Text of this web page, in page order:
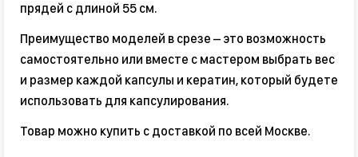
прядей с длиной 55 см.
Преимущество моделей в срезе – это возможность
самостоятельно или вместе с мастером выбрать вес
и размер каждой капсулы и кератин, который будете
использовать для капсулирования.
Товар можно купить с доставкой по всей Москве.